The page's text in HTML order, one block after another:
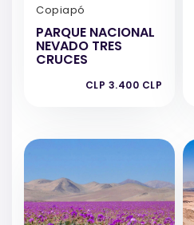
Copiapó
PARQUE NACIONAL
NEVADO TRES
CRUCES
CLP 3.400 CLP